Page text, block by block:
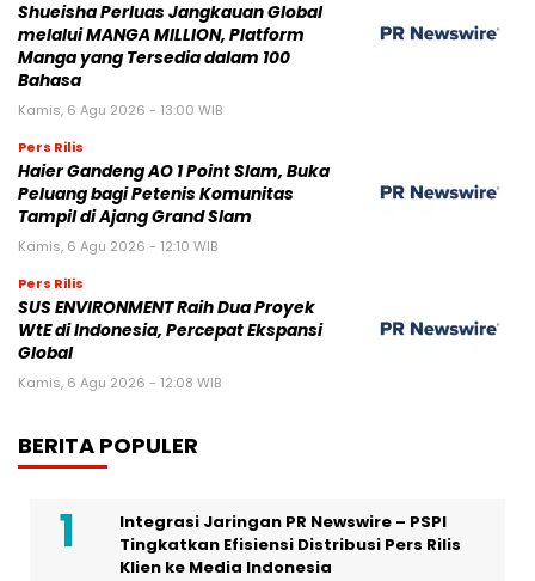
Shueisha Perluas Jangkauan Global
melalui MANGA MILLION, Platform
Manga yang Tersedia dalam 100
Bahasa
Kamis, 6 Agu 2026 - 13:00 WIB
Pers Rilis
Haier Gandeng AO 1 Point Slam, Buka
Peluang bagi Petenis Komunitas
Tampil di Ajang Grand Slam
Kamis, 6 Agu 2026 - 12:10 WIB
Pers Rilis
SUS ENVIRONMENT Raih Dua Proyek
WtE di Indonesia, Percepat Ekspansi
Global
Kamis, 6 Agu 2026 - 12:08 WIB
BERITA POPULER
Integrasi Jaringan PR Newswire – PSPI
Tingkatkan Efisiensi Distribusi Pers Rilis
Klien ke Media Indonesia